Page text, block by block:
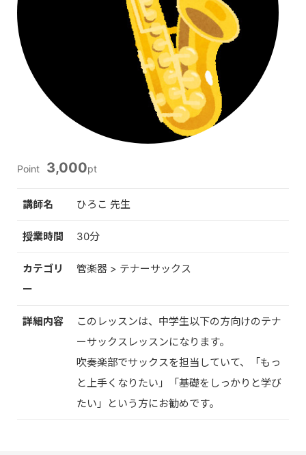
Point 3,000pt
講師名 ひろこ 先生
授業時間 30分
カテゴリ
ー
管楽器 > テナーサックス
詳細内容
このレッスンは、中学生以下の方向けのテナ
ーサックスレッスンになります。
吹奏楽部でサックスを担当していて、「もっ
と上手くなりたい」「基礎をしっかりと学び
たい」という方にお勧めです。